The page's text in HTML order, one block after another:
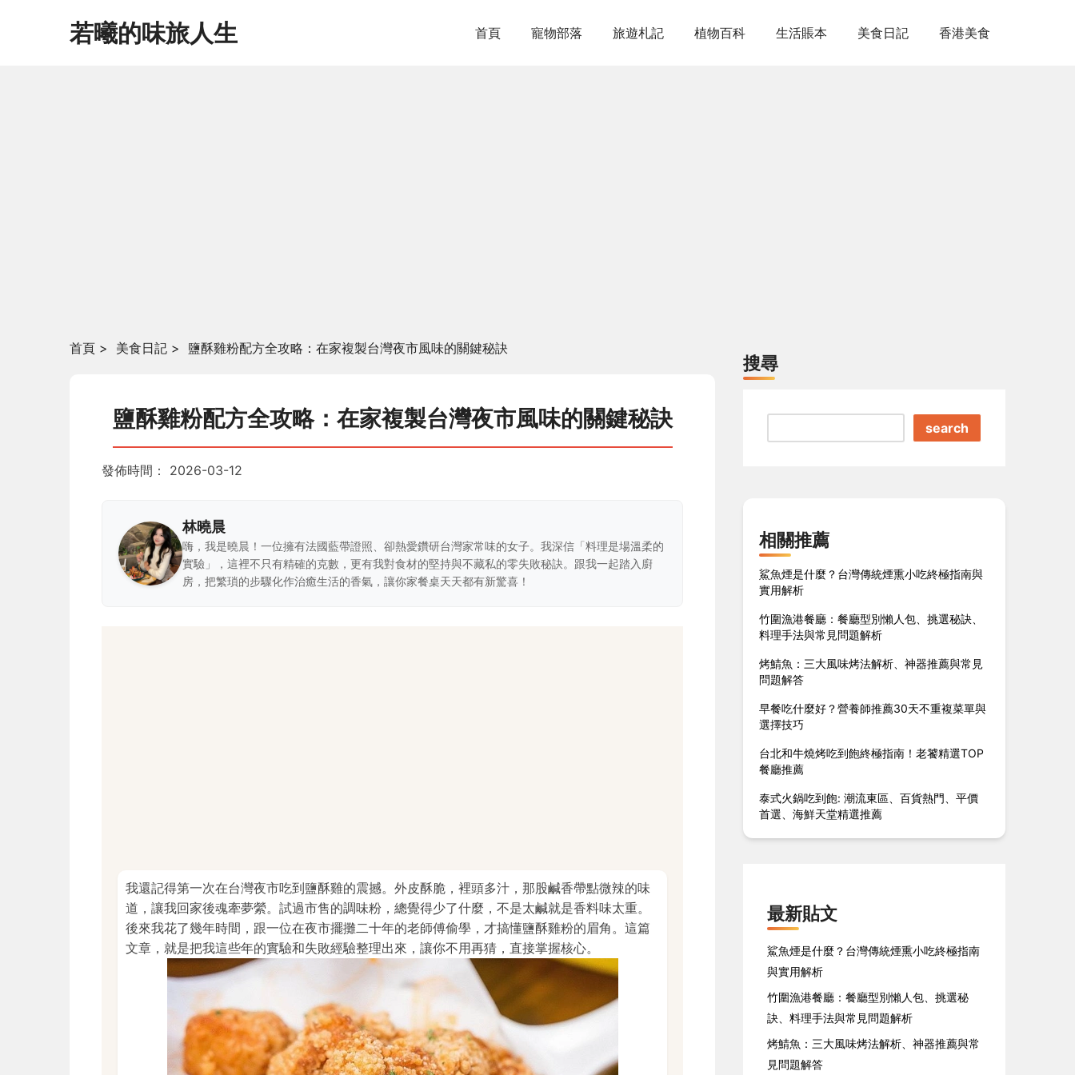
若曦的味旅人生 首頁 寵物部落 旅遊札記 植物百科 生活賬本 美食日記 香港美食
首頁 > 美食日記 > 鹽酥雞粉配方全攻略：在家複製台灣夜市風味的關鍵秘訣
鹽酥雞粉配方全攻略：在家複製台灣夜市風味的關鍵秘訣
發佈時間： 2026-03-12
林曉晨
嗨，我是曉晨！一位擁有法國藍帶證照、卻熱愛鑽研台灣家常味的女子。我深信「料理是場溫柔的
實驗」，這裡不只有精確的克數，更有我對食材的堅持與不藏私的零失敗秘訣。跟我一起踏入廚
房，把繁瑣的步驟化作治癒生活的香氣，讓你家餐桌天天都有新驚喜！
我還記得第一次在台灣夜市吃到鹽酥雞的震撼。外皮酥脆，裡頭多汁，那股鹹香帶點微辣的味
道，讓我回家後魂牽夢縈。試過市售的調味粉，總覺得少了什麼，不是太鹹就是香料味太重。
後來我花了幾年時間，跟一位在夜市擺攤二十年的老師傅偷學，才搞懂鹽酥雞粉的眉角。這篇
文章，就是把我這些年的實驗和失敗經驗整理出來，讓你不用再猜，直接掌握核心。
搜尋
search
相關推薦
鯊魚煙是什麼？台灣傳統煙熏小吃終極指南與
實用解析
竹圍漁港餐廳：餐廳型別懶人包、挑選秘訣、
料理手法與常見問題解析
烤鯖魚：三大風味烤法解析、神器推薦與常見
問題解答
早餐吃什麼好？營養師推薦30天不重複菜單與
選擇技巧
台北和牛燒烤吃到飽終極指南！老饕精選TOP
餐廳推薦
泰式火鍋吃到飽: 潮流東區、百貨熱門、平價
首選、海鮮天堂精選推薦
最新貼文
鯊魚煙是什麼？台灣傳統煙熏小吃終極指南
與實用解析
竹圍漁港餐廳：餐廳型別懶人包、挑選秘
訣、料理手法與常見問題解析
烤鯖魚：三大風味烤法解析、神器推薦與常
見問題解答